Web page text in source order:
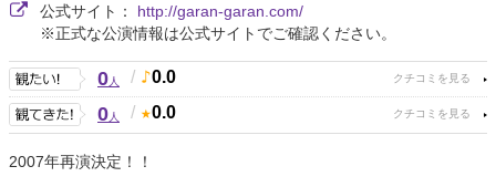
公式サイト： http://garan-garan.com/
※正式な公演情報は公式サイトでご確認ください。
0人 / 0.0
0人 / 0.0
2007年再演決定！！